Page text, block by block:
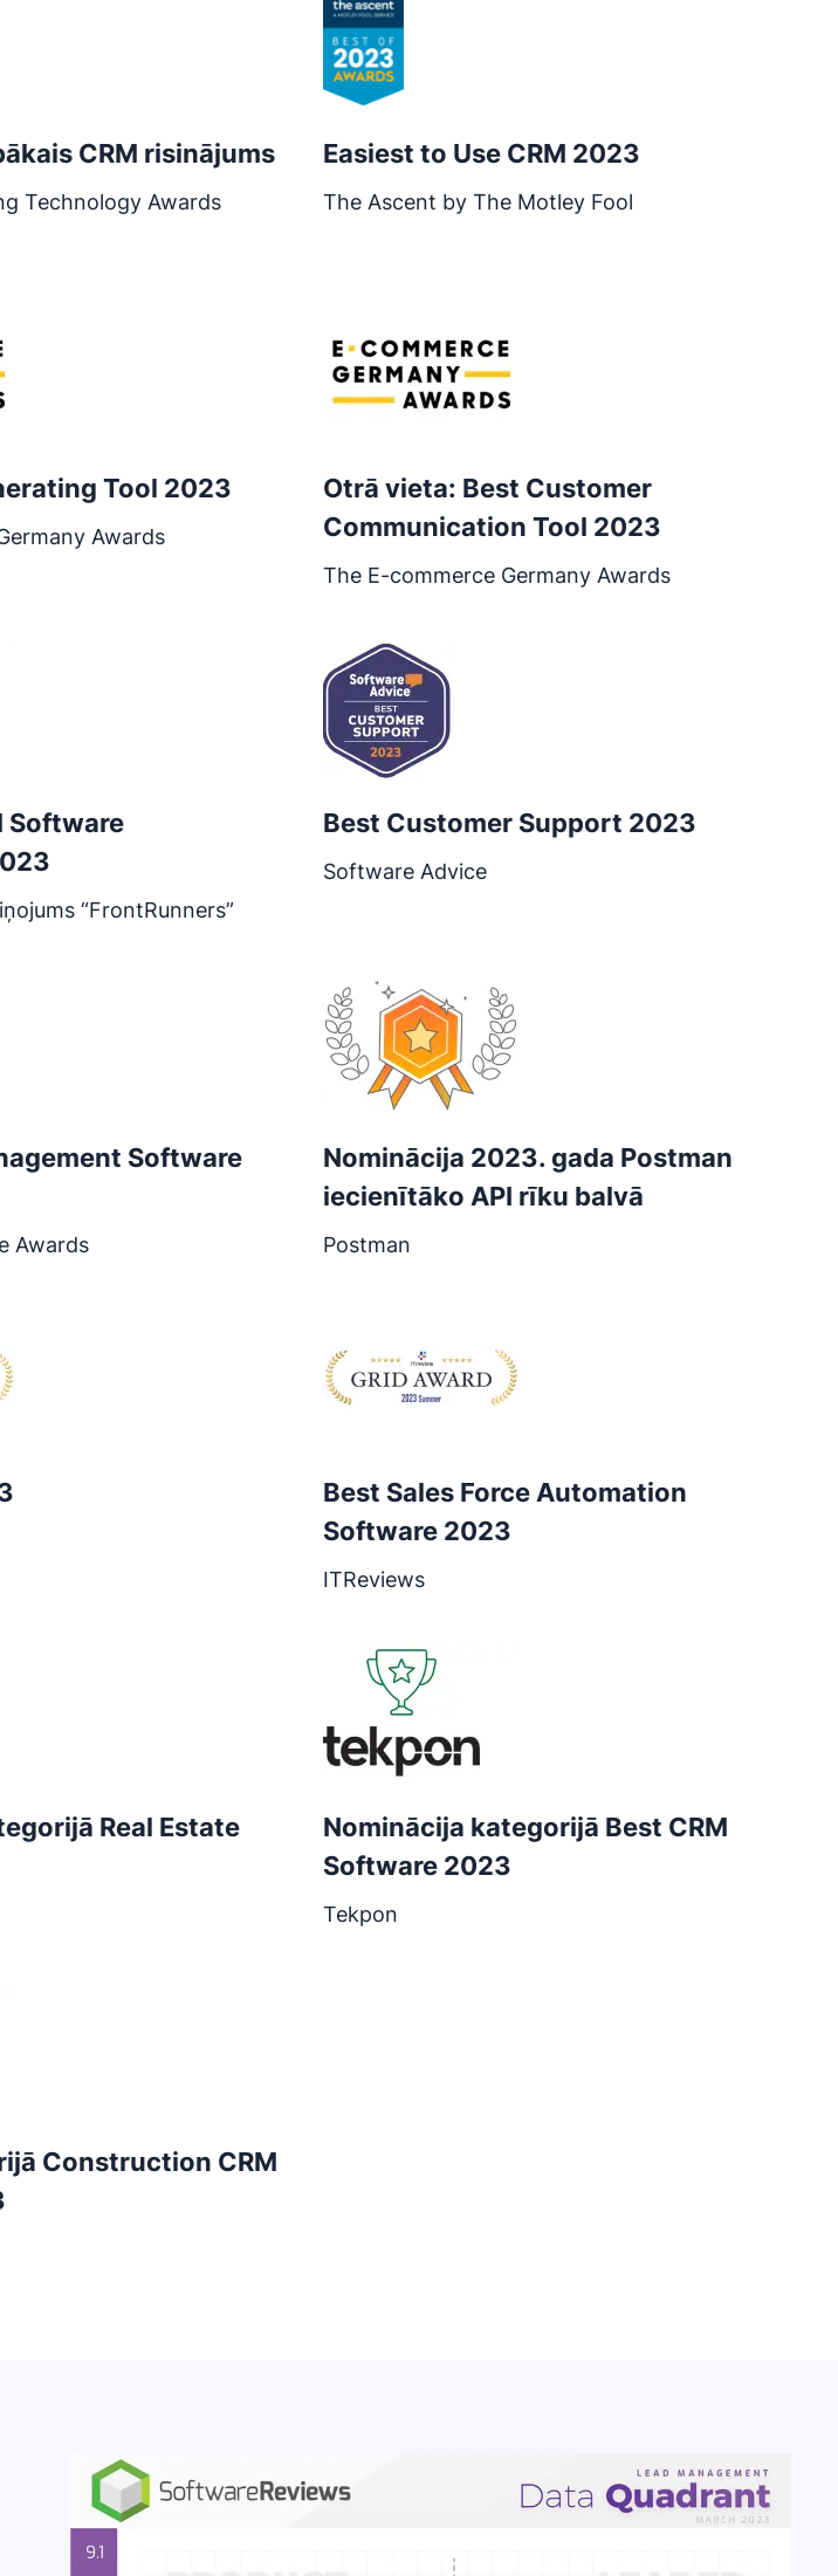
CRM risinājums
Technology Awards
Easiest to Use CRM 2023
The Ascent by The Motley Fool
Tool 2023
Awards
Otrā vieta: Best Customer
Communication Tool 2023
The E-commerce Germany Awards
Software
“FrontRunners”
Best Customer Support 2023
Software Advice
Software
Awards
Nominācija 2023. gada Postman
iecienītāko API rīku balvā
Postman
Best Sales Force Automation
Software 2023
ITReviews
Real Estate
Nominācija kategorijā Best CRM
Software 2023
Tekpon
Construction CRM